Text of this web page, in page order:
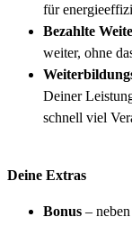
für
Bezahlte
weiter, ohne
Deiner
schnell viel
Deine Extras
Bonus –